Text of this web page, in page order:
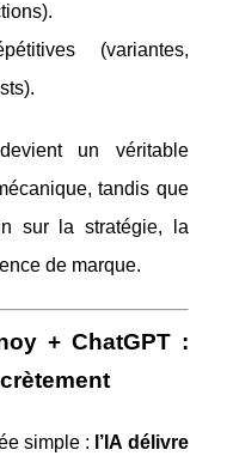
(variantes,
un véritable
tandis que
sur la stratégie, la
de marque.
+ ChatGPT :
simple : l’IA délivre